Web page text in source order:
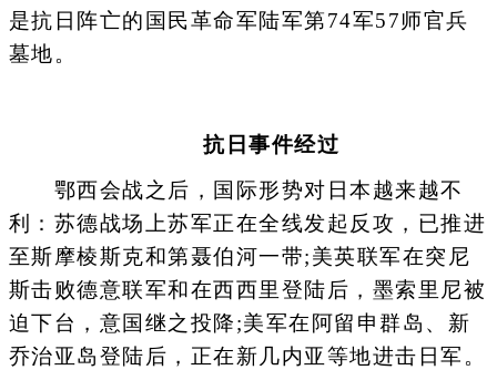
是抗日阵亡的国民革命军陆军第74军57师官兵
墓地。
抗日事件经过
鄂西会战之后，国际形势对日本越来越不
利：苏德战场上苏军正在全线发起反攻，已推进
至斯摩棱斯克和第聂伯河一带;美英联军在突尼
斯击败德意联军和在西西里登陆后，墨索里尼被
迫下台，意国继之投降;美军在阿留申群岛、新
乔治亚岛登陆后，正在新几内亚等地进击日军。